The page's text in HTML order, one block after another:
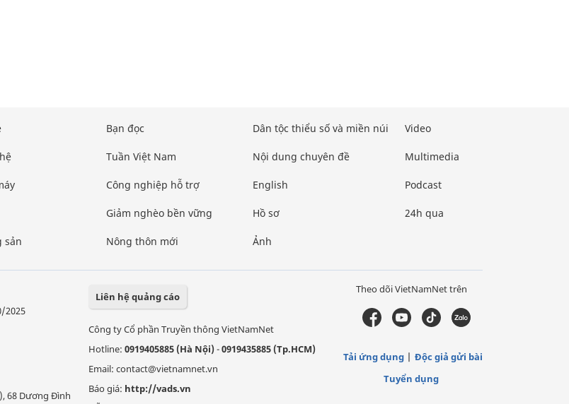
sản
Bạn đọc
Tuần Việt Nam
Công nghiệp hỗ trợ
Giảm nghèo bền vững
Nông thôn mới
Dân tộc thiểu số và miền núi
Nội dung chuyên đề
English
Hồ sơ
Ảnh
Video
Multimedia
Podcast
24h qua
2025
68 Dương Đình
Liên hệ quảng cáo
Công ty Cổ phần Truyền thông VietNamNet
Hotline: 0919405885 (Hà Nội)-0919435885 (Tp.HCM)
Email: contact@vietnamnet.vn
Báo giá: http://vads.vn
Theo dõi VietNamNet trên
Tải ứng dụng
Độc giả gửi bài
Tuyển dụng